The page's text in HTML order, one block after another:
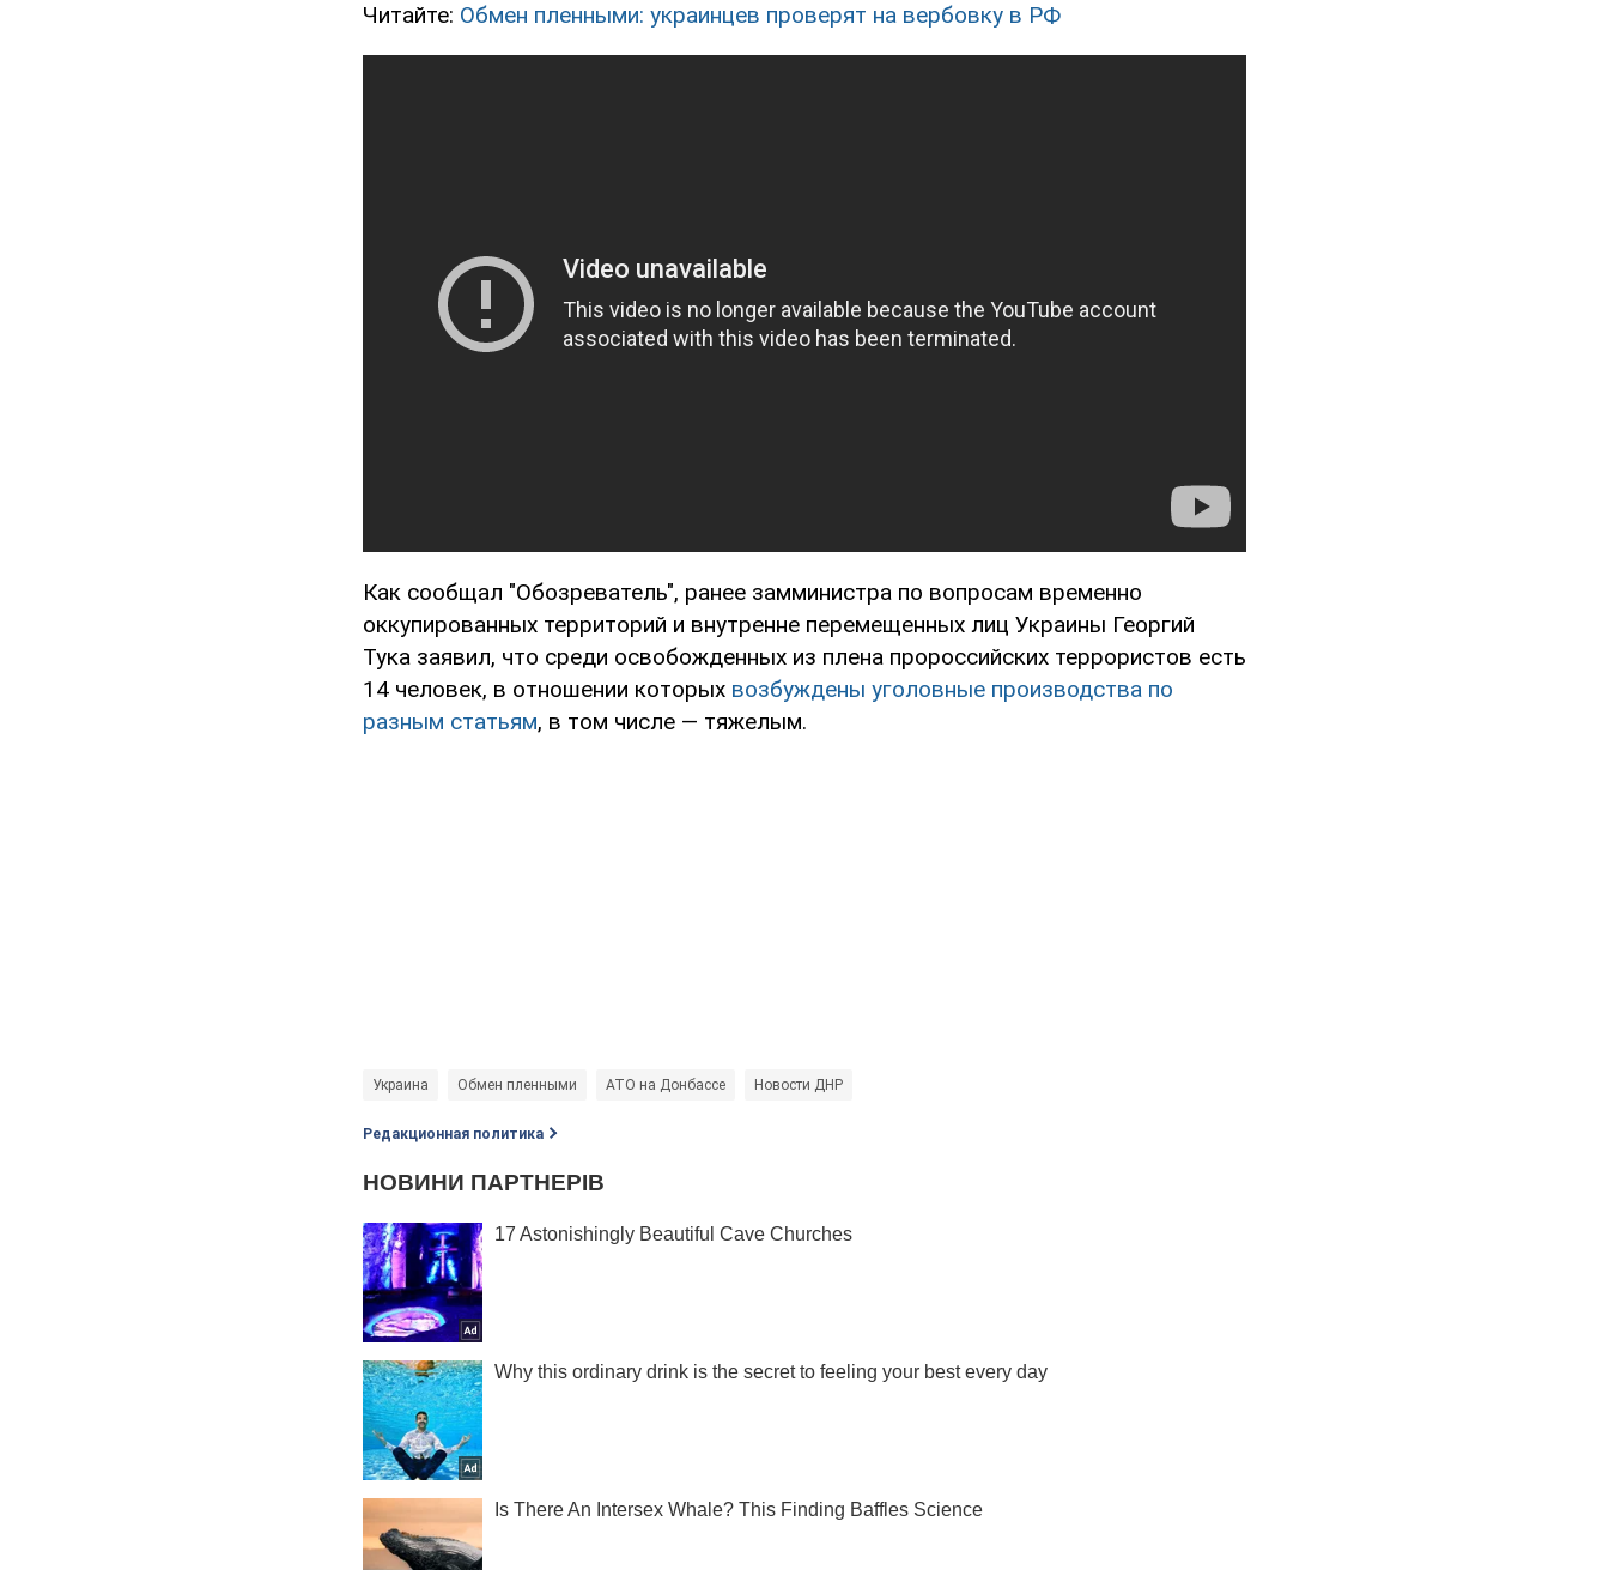
Читайте: Обмен пленными: украинцев проверят на вербовку в РФ
Как сообщал "Обозреватель", ранее замминистра по вопросам временно
оккупированных территорий и внутренне перемещенных лиц Украины Георгий
Тука заявил, что среди освобожденных из плена пророссийских террористов есть
14 человек, в отношении которых возбуждены уголовные производства по
разным статьям, в том числе — тяжелым.
Украина Обмен пленными АТО на Донбассе Новости ДНР
Редакционная политика